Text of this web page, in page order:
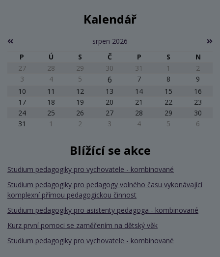
Kalendář
srpen 2026
P
Ú S Č P S
N
27
28 29 30 31 1
2
3
4 5 6 7 8
9
10
11 12 13 14 15
16
17
18 19 20 21 22
23
24
25 26 27 28 29
30
31
1 2 3 4 5 6
Blížící se akce
Studium pedagogiky pro vychovatele - kombinované
Studium pedagogiky pro pedagogy volného času vykonávající
komplexní přímou pedagogickou činnost
Studium pedagogiky pro asistenty pedagoga - kombinované
Kurz první pomoci se zaměřením na dětský věk
Studium pedagogiky pro vychovatele - kombinované